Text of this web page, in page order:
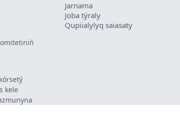
kele
Jarnama
Joba týraly
Qupiialylyq saiasaty